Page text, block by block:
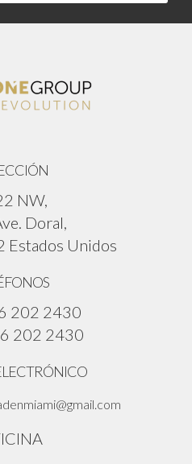
NW,
Doral,
Estados Unidos
202 2430
202 2430